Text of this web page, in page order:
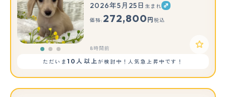
もっと見る
2026年5月25日 生まれ
価格: 272,800 円 税込
8時間前
ただいま10人以上が検討中！人気急上昇中です！